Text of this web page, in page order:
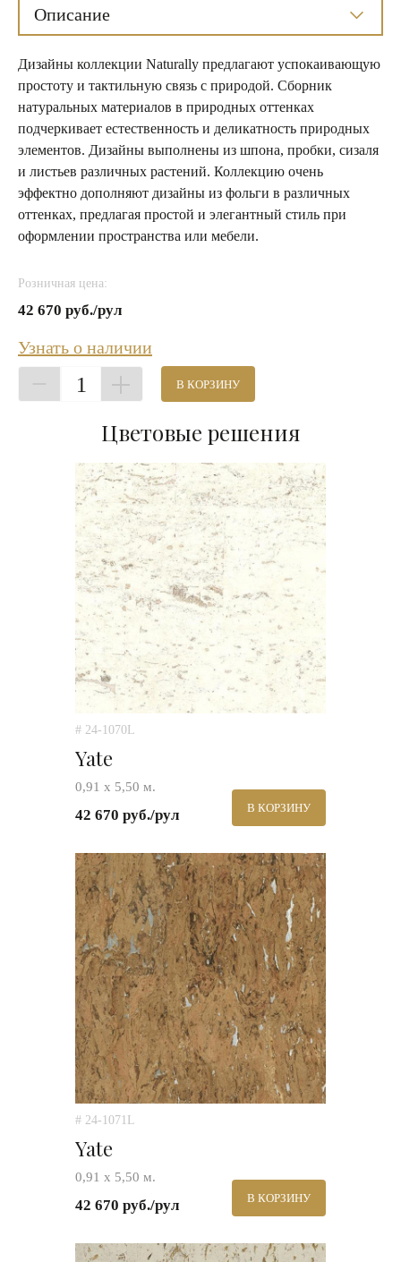
Описание
Дизайны коллекции Naturally предлагают успокаивающую
простоту и тактильную связь с природой. Сборник
натуральных материалов в природных оттенках
подчеркивает естественность и деликатность природных
элементов. Дизайны выполнены из шпона, пробки, сизаля
и листьев различных растений. Коллекцию очень
эффектно дополняют дизайны из фольги в различных
оттенках, предлагая простой и элегантный стиль при
оформлении пространства или мебели.
Розничная цена:
42 670 руб./рул
Узнать о наличии
1 В КОРЗИНУ
Цветовые решения
# 24-1070L
Yate
0,91 х 5,50 м.
42 670 руб./рул В КОРЗИНУ
# 24-1071L
Yate
0,91 х 5,50 м.
42 670 руб./рул В КОРЗИНУ